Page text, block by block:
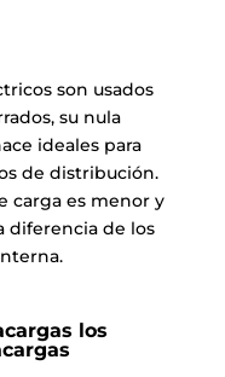
son usados
su nula
ideales para
de distribución.
carga es menor y
diferencia de los
los